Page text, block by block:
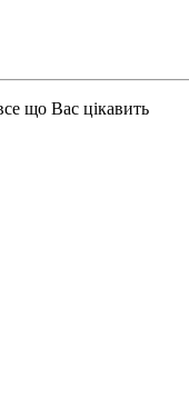
що Вас цікавить